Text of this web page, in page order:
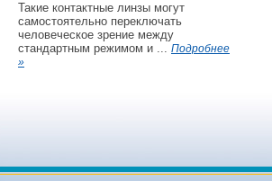
Такие контактные линзы могут
самостоятельно переключать
человеческое зрение между
стандартным режимом и ... Подробнее
»